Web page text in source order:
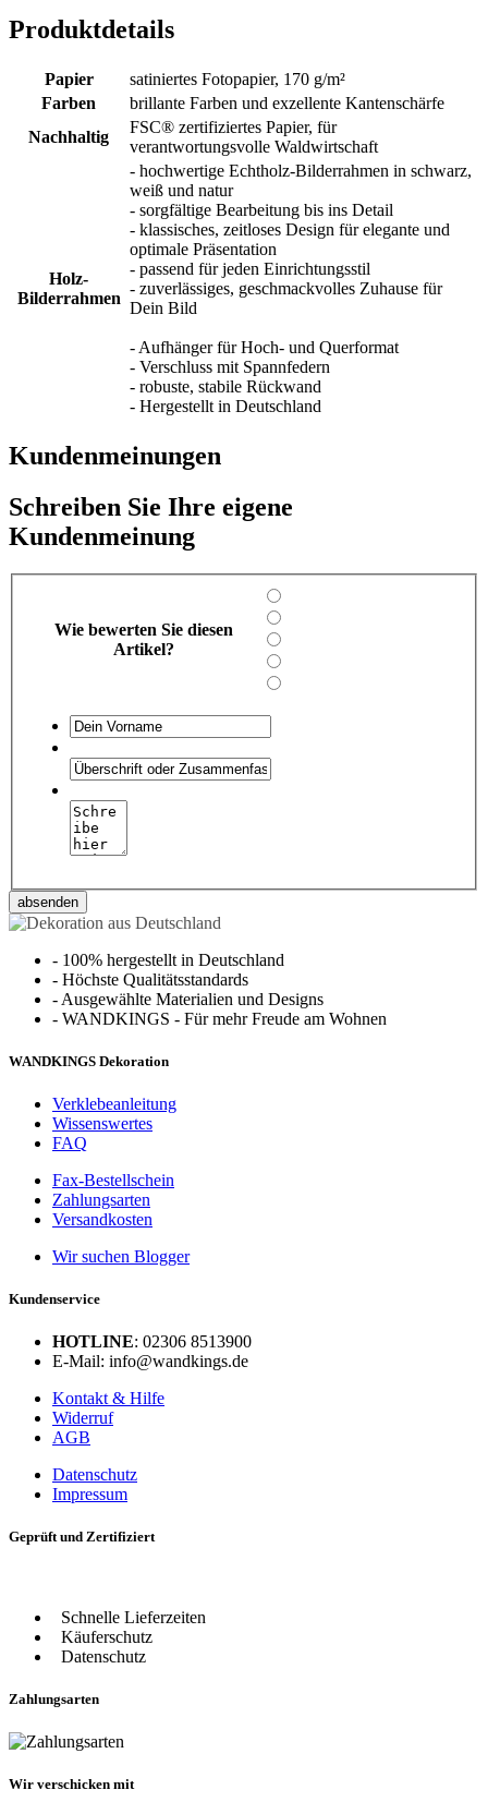
Produktdetails
Papier
satiniertes Fotopapier, 170 g/m²
Farben
brillante Farben und exzellente Kantenschärfe
Nachhaltig
FSC® zertifiziertes Papier, für
verantwortungsvolle Waldwirtschaft
Holz-
Bilderrahmen
- hochwertige Echtholz-Bilderrahmen in schwarz,
weiß und natur
- sorgfältige Bearbeitung bis ins Detail
- klassisches, zeitloses Design für elegante und
optimale Präsentation
- passend für jeden Einrichtungsstil
- zuverlässiges, geschmackvolles Zuhause für
Dein Bild
- Aufhänger für Hoch- und Querformat
- Verschluss mit Spannfedern
- robuste, stabile Rückwand
- Hergestellt in Deutschland
Kundenmeinungen
Schreiben Sie Ihre eigene
Kundenmeinung
Wie bewerten Sie diesen
Artikel?
absenden
- 100% hergestellt in Deutschland
- Höchste Qualitätsstandards
- Ausgewählte Materialien und Designs
- WANDKINGS - Für mehr Freude am Wohnen
WANDKINGS Dekoration
Verklebeanleitung
Wissenswertes
FAQ
Fax-Bestellschein
Zahlungsarten
Versandkosten
Wir suchen Blogger
Kundenservice
HOTLINE: 02306 8513900
E-Mail: info@wandkings.de
Kontakt & Hilfe
Widerruf
AGB
Datenschutz
Impressum
Geprüft und Zertifiziert
Schnelle Lieferzeiten
Käuferschutz
Datenschutz
Zahlungsarten
Wir verschicken mit